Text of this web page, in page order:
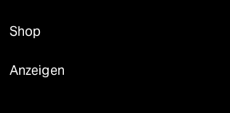
Shop
Anzeigen